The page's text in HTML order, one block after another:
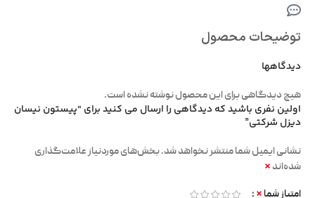
توضیحات محصول
دیدگاهها
هیچ دیدگاهی برای این محصول نوشته نشده است.
اولین نفری باشید که دیدگاهی را ارسال می کنید برای “پیستون نیسان
دیزل شرکتی”
نشانی ایمیل شما منتشر نخواهد شد.بخش‌های موردنیاز علامت‌گذاری
شده‌اند *
امتیاز شما *